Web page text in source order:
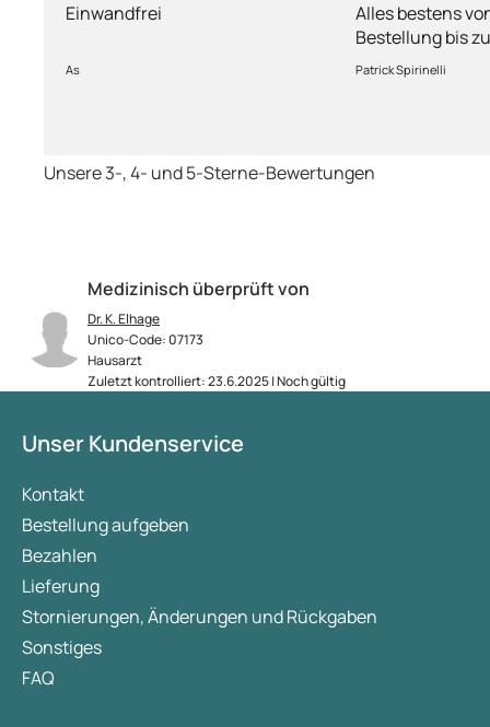
Medizinisch überprüft von
Dr. K. Elhage
Unico-Code: 07173
Hausarzt
Zuletzt kontrolliert: 23.6.2025 | Noch gültig
Einwandfrei
As
Alles bestens
Bestellung bis
Ware sorgfältig
schnelle
Patrick Spirinelli
Unsere 3-, 4- und 5-Sterne-Bewertungen
Unser Kundenservice
Kontakt
Bestellung aufgeben
Bezahlen
Lieferung
Stornierungen, Änderungen und Rückgaben
Sonstiges
FAQ